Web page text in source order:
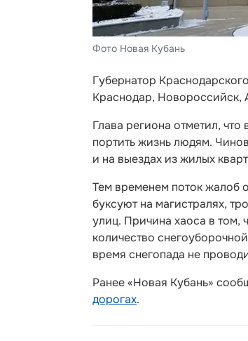
Фото Новая Кубань
Губернатор
Краснодар,
Глава региона отметил,
портить жизнь людям.
и на выездах из жилых
Тем временем поток жалоб
буксуют на магистралях,
улиц. Причина хаоса в том,
количество
время снегопада не
Ранее «Новая Кубань»
дорогах.